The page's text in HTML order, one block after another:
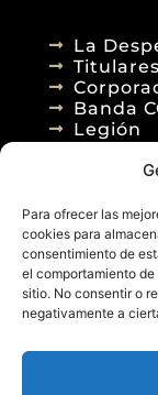
Para ofrecer las
cookies para
consentimiento de
el comportamiento
sitio. No consentir o
negativamente a
La
Titulares
Banda
Legión
Agenda
Blog